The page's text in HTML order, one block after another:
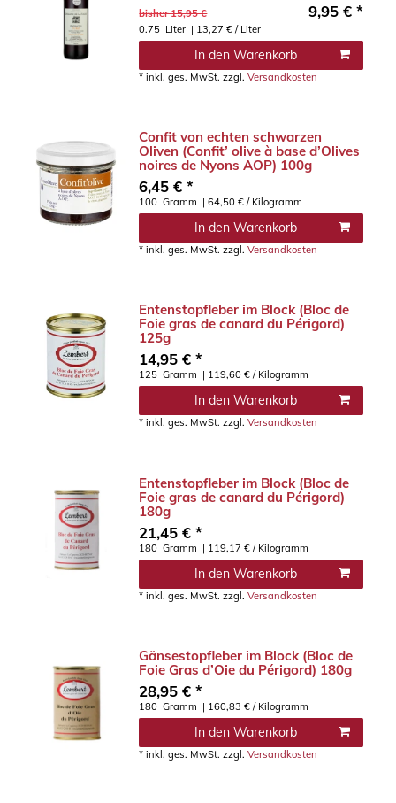
bisher 15,95 € 9,95 € *
0.75 Liter | 13,27 € / Liter
In den Warenkorb
*inkl. ges. MwSt. zzgl.Versandkosten
Confit von echten schwarzen
Oliven (Confit’ olive à base d’Olives
noires de Nyons AOP) 100g
6,45 € *
100 Gramm | 64,50 € / Kilogramm
In den Warenkorb
*inkl. ges. MwSt. zzgl.Versandkosten
Entenstopfleber im Block (Bloc de
Foie gras de canard du Périgord)
125g
14,95 € *
125 Gramm | 119,60 € / Kilogramm
In den Warenkorb
*inkl. ges. MwSt. zzgl.Versandkosten
Entenstopfleber im Block (Bloc de
Foie gras de canard du Périgord)
180g
21,45 € *
180 Gramm | 119,17 € / Kilogramm
In den Warenkorb
*inkl. ges. MwSt. zzgl.Versandkosten
Gänsestopfleber im Block (Bloc de
Foie Gras d’Oie du Périgord) 180g
28,95 € *
180 Gramm | 160,83 € / Kilogramm
In den Warenkorb
*inkl. ges. MwSt. zzgl.Versandkosten